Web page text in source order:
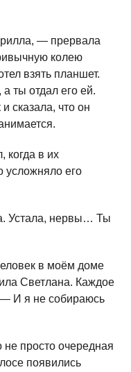
— прервала
колею
взять планшет.
ты отдал его ей.
сказала, что он
когда в их
усложняло его
Устала, нервы… Ты
в моём доме
Светлана. Каждое
И я не собираюсь
не просто очередная
появились